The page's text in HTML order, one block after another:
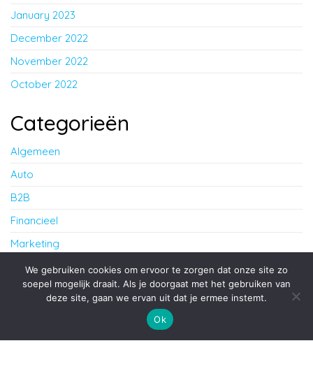
January 2023
December 2022
November 2022
October 2022
Categorieën
Algemeen
Auto
B2B
Financieel
Marketing
Werk
WordPress
We gebruiken cookies om ervoor te zorgen dat onze site zo
soepel mogelijk draait. Als je doorgaat met het gebruiken van
deze site, gaan we ervan uit dat je ermee instemt.
Ok